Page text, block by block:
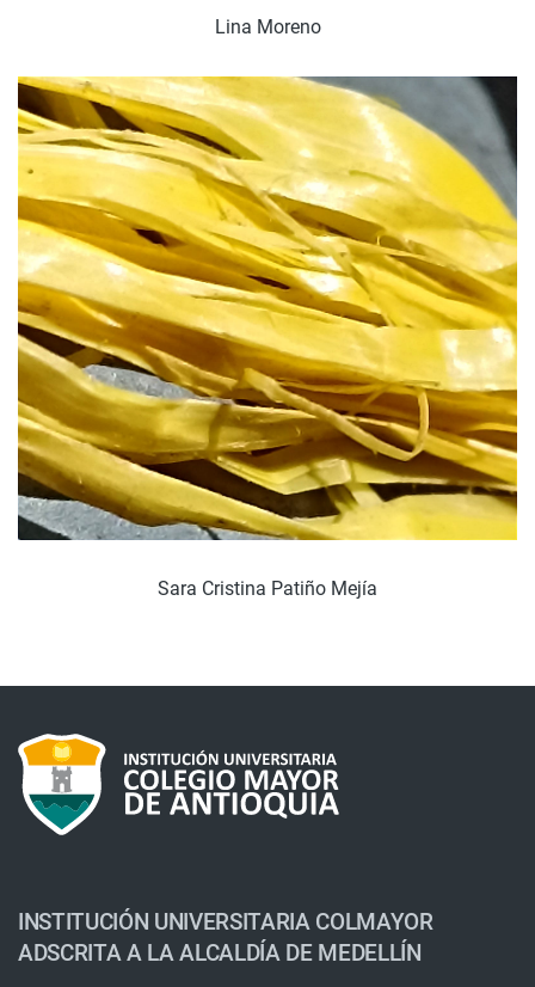
Lina Moreno
Sara Cristina Patiño Mejía
INSTITUCIÓN UNIVERSITARIA COLMAYOR
ADSCRITA A LA ALCALDÍA DE MEDELLÍN